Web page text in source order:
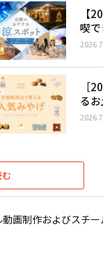
【
喫
［
る
画制作およびスチー